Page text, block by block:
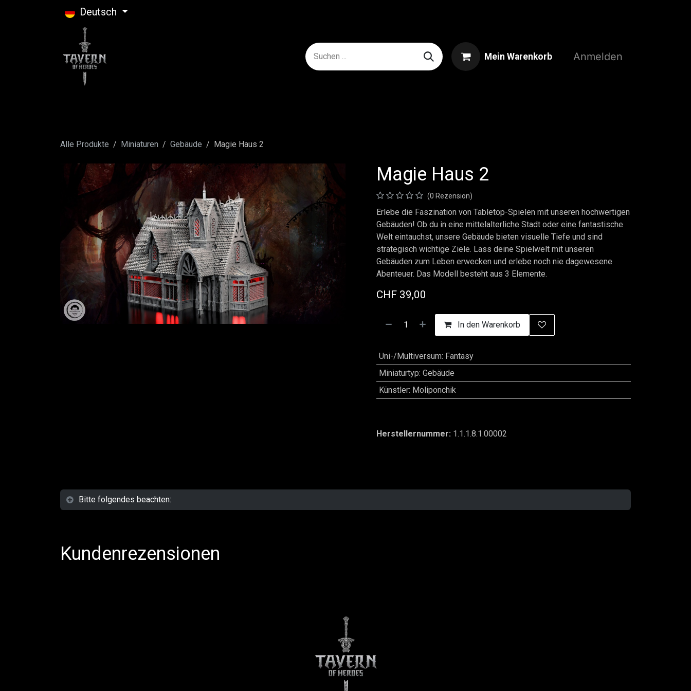
Deutsch
Mein Warenkorb Anmelden
Alle Produkte Miniaturen Gebäude Magie Haus 2
Magie Haus 2
(0 Rezension)
Erlebe die Faszination von Tabletop-Spielen mit unseren hochwertigen
Gebäuden! Ob du in eine mittelalterliche Stadt oder eine fantastische
Welt eintauchst, unsere Gebäude bieten visuelle Tiefe und sind
strategisch wichtige Ziele. Lass deine Spielwelt mit unseren
Gebäuden zum Leben erwecken und erlebe noch nie dagewesene
Abenteuer. Das Modell besteht aus 3 Elemente.
CHF 39,00
In den Warenkorb
Uni-/Multiversum: Fantasy
Miniaturtyp: Gebäude
Künstler: Moliponchik
Herstellernummer: 1.1.1.8.1.00002
Bitte folgendes beachten:
Kundenrezensionen